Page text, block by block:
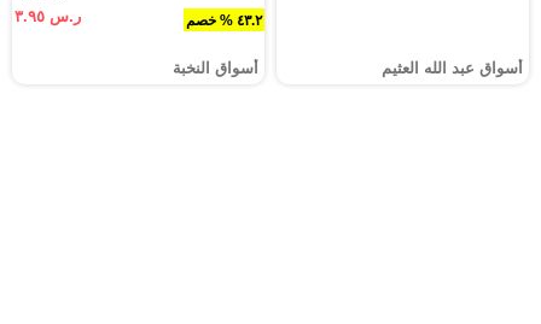
أسواق عبد الله العثيم
٤٣.٢ % خصم ر.س ٣.٩٥
أسواق النخبة